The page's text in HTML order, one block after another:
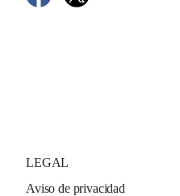
LEGAL
Aviso de privacidad